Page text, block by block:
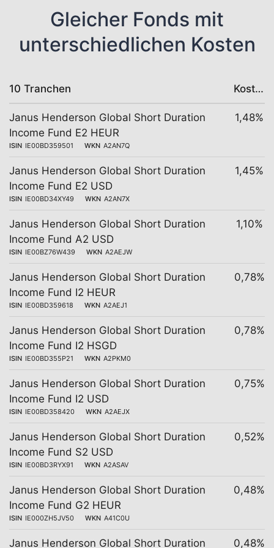
Gleicher Fonds mit
unterschiedlichen Kosten
10 Tranchen Kosten
Janus Henderson Global Short Duration
Income Fund E2 HEUR
ISIN IE00BD359501 WKN A2AN7Q
1,48%
Janus Henderson Global Short Duration
Income Fund E2 USD
ISIN IE00BD34XY49 WKN A2AN7X
1,45%
Janus Henderson Global Short Duration
Income Fund A2 USD
ISIN IE00BZ76W439 WKN A2AEJW
1,10%
Janus Henderson Global Short Duration
Income Fund I2 HEUR
ISIN IE00BD359618 WKN A2AEJ1
0,78%
Janus Henderson Global Short Duration
Income Fund I2 HSGD
ISIN IE00BD355P21 WKN A2PKM0
0,78%
Janus Henderson Global Short Duration
Income Fund I2 USD
ISIN IE00BD358420 WKN A2AEJX
0,75%
Janus Henderson Global Short Duration
Income Fund S2 USD
ISIN IE00BD3RYX91 WKN A2ASAV
0,52%
Janus Henderson Global Short Duration
Income Fund G2 HEUR
ISIN IE000ZH5JV50 WKN A41C0U
0,48%
Janus Henderson Global Short Duration 0,48%